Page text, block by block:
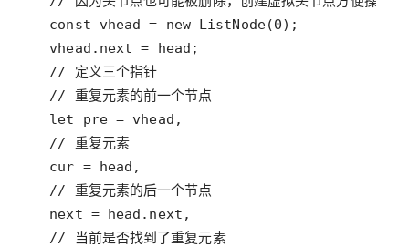
  // 重复元素
  // 当前是否找到了重复元素